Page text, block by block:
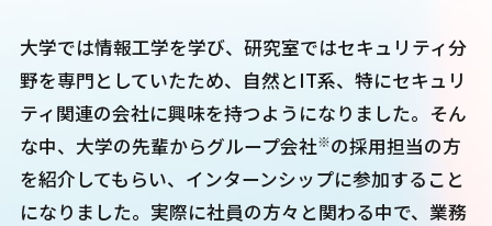
大学では情報工学を学び、研究室ではセキュリティ分
野を専門としていたため、自然とIT系、特にセキュリ
ティ関連の会社に興味を持つようになりました。そん
な中、大学の先輩からグループ会社※の採用担当の方
を紹介してもらい、インターンシップに参加すること
になりました。実際に社員の方々と関わる中で、業務